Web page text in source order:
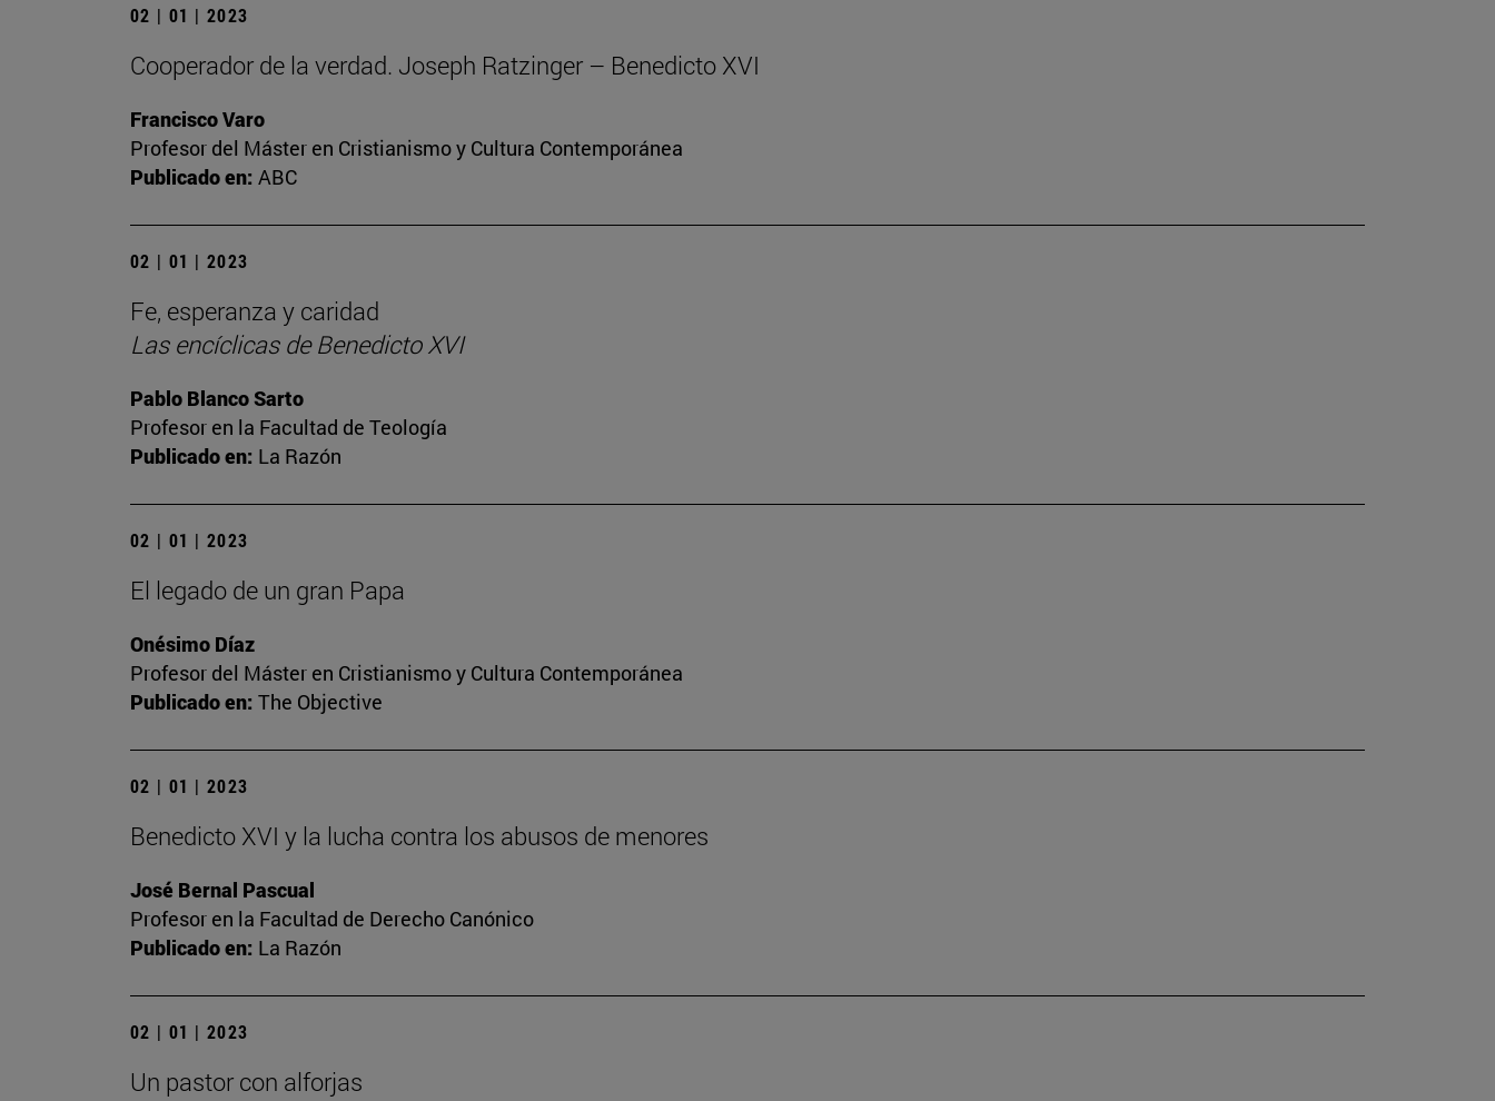
02 | 01 | 2023
Cooperador de la verdad. Joseph Ratzinger – Benedicto XVI
Francisco Varo
Profesor del Máster en Cristianismo y Cultura Contemporánea
Publicado en: ABC
02 | 01 | 2023
Fe, esperanza y caridad
Las encíclicas de Benedicto XVI
Pablo Blanco Sarto
Profesor en la Facultad de Teología
Publicado en: La Razón
02 | 01 | 2023
El legado de un gran Papa
Onésimo Díaz
Profesor del Máster en Cristianismo y Cultura Contemporánea
Publicado en: The Objective
02 | 01 | 2023
Benedicto XVI y la lucha contra los abusos de menores
José Bernal Pascual
Profesor en la Facultad de Derecho Canónico
Publicado en: La Razón
02 | 01 | 2023
Un pastor con alforjas